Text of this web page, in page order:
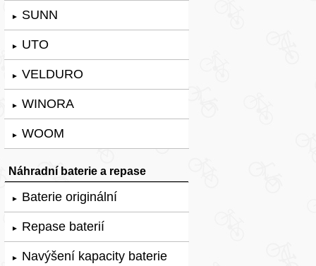
► SUNN
► UTO
► VELDURO
► WINORA
► WOOM
Náhradní baterie a repase
► Baterie originální
► Repase baterií
► Navýšení kapacity baterie